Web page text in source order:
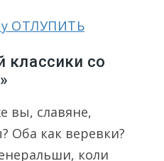
ОТЛУПИТЬ
классики со
вы, славяне,
Оба как веревки?
коли